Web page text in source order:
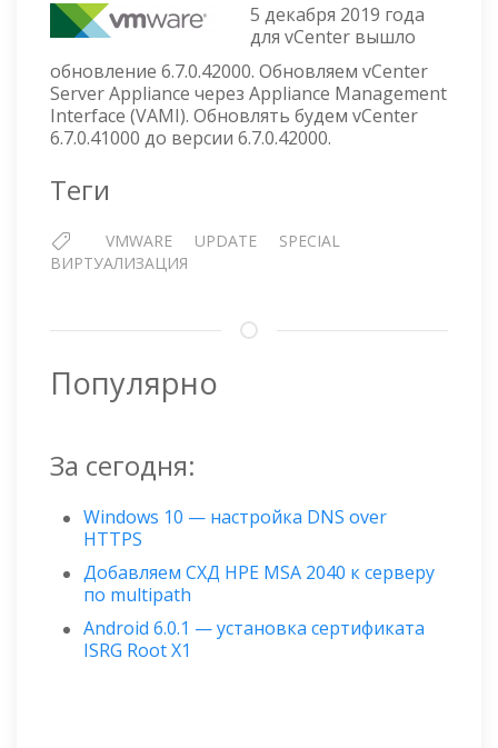
6.7.0.42000
5 декабря 2019 года
для vCenter вышло
обновление 6.7.0.42000. Обновляем vCenter
Server Appliance через Appliance Management
Interface (VAMI). Обновлять будем vCenter
6.7.0.41000 до версии 6.7.0.42000.
Теги
VMWARE UPDATE
SPECIAL
ВИРТУАЛИЗАЦИЯ
Популярно
За сегодня:
Windows 10 — настройка DNS over
HTTPS
Добавляем СХД HPE MSA 2040 к серверу
по multipath
Android 6.0.1 — установка сертификата
ISRG Root X1